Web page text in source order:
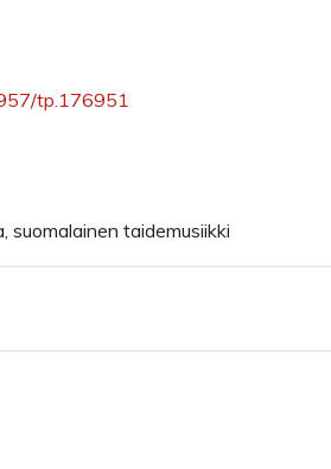
tp.176951
suomalainen taidemusiikki